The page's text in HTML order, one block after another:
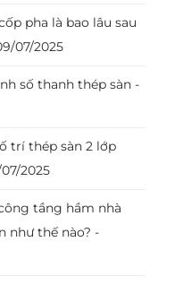
pha là bao lâu sau
07/2025
số thanh thép sàn -
trí thép sàn 2 lớp
2025
tầng hầm nhà
như thế nào? -